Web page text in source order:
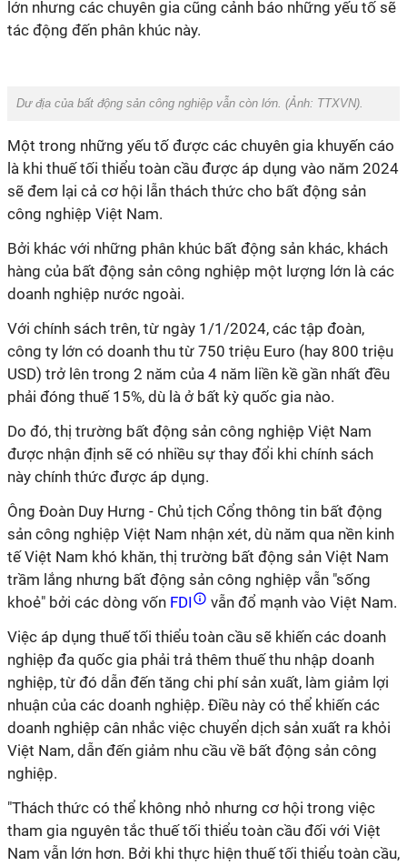
lớn nhưng các chuyên gia cũng cảnh báo những yếu tố sẽ
tác động đến phân khúc này.
Dư địa của bất động sản công nghiệp vẫn còn lớn. (Ảnh: TTXVN).
Một trong những yếu tố được các chuyên gia khuyến cáo
là khi thuế tối thiểu toàn cầu được áp dụng vào năm 2024
sẽ đem lại cả cơ hội lẫn thách thức cho bất động sản
công nghiệp Việt Nam.
Bởi khác với những phân khúc bất động sản khác, khách
hàng của bất động sản công nghiệp một lượng lớn là các
doanh nghiệp nước ngoài.
Với chính sách trên, từ ngày 1/1/2024, các tập đoàn,
công ty lớn có doanh thu từ 750 triệu Euro (hay 800 triệu
USD) trở lên trong 2 năm của 4 năm liền kề gần nhất đều
phải đóng thuế 15%, dù là ở bất kỳ quốc gia nào.
Do đó, thị trường bất động sản công nghiệp Việt Nam
được nhận định sẽ có nhiều sự thay đổi khi chính sách
này chính thức được áp dụng.
Ông Đoàn Duy Hưng - Chủ tịch Cổng thông tin bất động
sản công nghiệp Việt Nam nhận xét, dù năm qua nền kinh
tế Việt Nam khó khăn, thị trường bất động sản Việt Nam
trầm lắng nhưng bất động sản công nghiệp vẫn "sống
khoẻ" bởi các dòng vốn FDI
vẫn đổ mạnh vào Việt Nam.
Việc áp dụng thuế tối thiểu toàn cầu sẽ khiến các doanh
nghiệp đa quốc gia phải trả thêm thuế thu nhập doanh
nghiệp, từ đó dẫn đến tăng chi phí sản xuất, làm giảm lợi
nhuận của các doanh nghiệp. Điều này có thể khiến các
doanh nghiệp cân nhắc việc chuyển dịch sản xuất ra khỏi
Việt Nam, dẫn đến giảm nhu cầu về bất động sản công
nghiệp.
"Thách thức có thể không nhỏ nhưng cơ hội trong việc
tham gia nguyên tắc thuế tối thiểu toàn cầu đối với Việt
Nam vẫn lớn hơn. Bởi khi thực hiện thuế tối thiểu toàn cầu,